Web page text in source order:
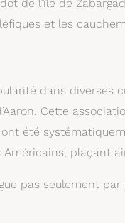
de l’île de
et les
dans diverses
Cette
été
Américains, plaçant
pas seulement